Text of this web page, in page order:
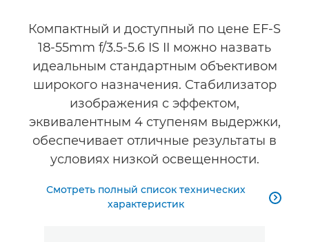
Компактный и доступный по цене EF-S
18-55mm f/3.5-5.6 IS II можно назвать
идеальным стандартным объективом
широкого назначения. Стабилизатор
изображения с эффектом,
эквивалентным 4 ступеням выдержки,
обеспечивает отличные результаты в
условиях низкой освещенности.
Смотреть полный список технических
характеристик
